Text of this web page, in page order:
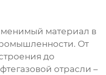
материал в
От
до
отрасли –